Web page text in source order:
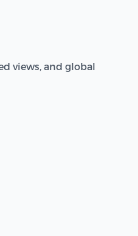
views, and global